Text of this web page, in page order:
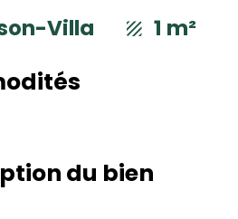
Villa 1 m²
du bien